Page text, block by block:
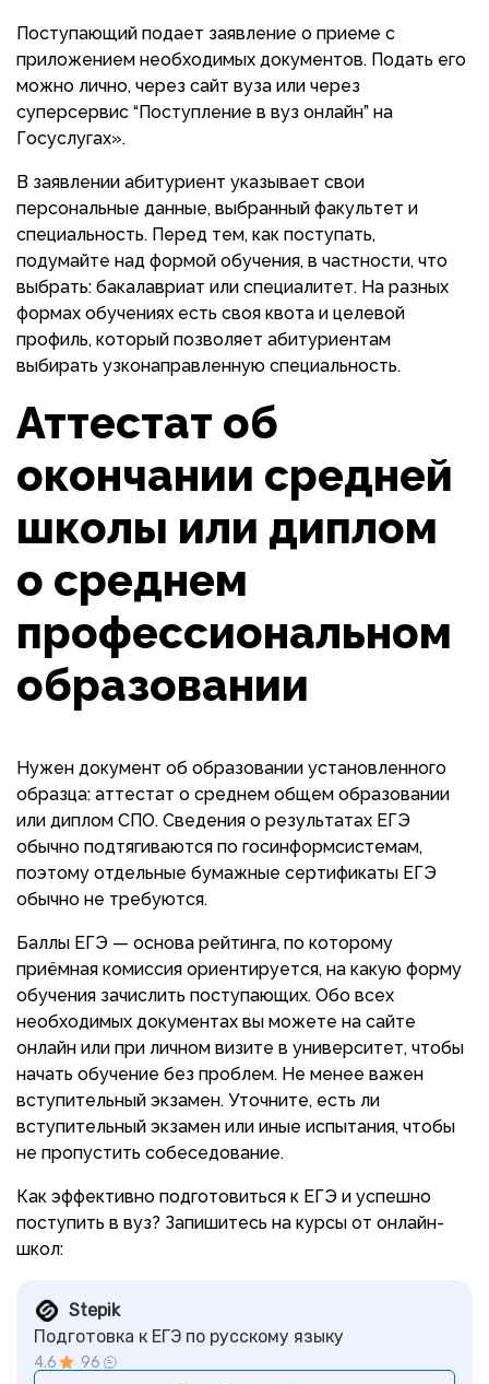
Поступающий подает заявление о приеме с
приложением необходимых документов. Подать его
можно лично, через сайт вуза или через
суперсервис “Поступление в вуз онлайн” на
Госуслугах».
В заявлении абитуриент указывает свои
персональные данные, выбранный факультет и
специальность. Перед тем, как поступать,
подумайте над формой обучения, в частности, что
выбрать: бакалавриат или специалитет. На разных
формах обучениях есть своя квота и целевой
профиль, который позволяет абитуриентам
выбирать узконаправленную специальность.
Аттестат об
окончании средней
школы или диплом
о среднем
профессиональном
образовании
Нужен документ об образовании установленного
образца: аттестат о среднем общем образовании
или диплом СПО. Сведения о результатах ЕГЭ
обычно подтягиваются по госинформсистемам,
поэтому отдельные бумажные сертификаты ЕГЭ
обычно не требуются.
Баллы ЕГЭ — основа рейтинга, по которому
приёмная комиссия ориентируется, на какую форму
обучения зачислить поступающих. Обо всех
необходимых документах вы можете на сайте
онлайн или при личном визите в университет, чтобы
начать обучение без проблем. Не менее важен
вступительный экзамен. Уточните, есть ли
вступительный экзамен или иные испытания, чтобы
не пропустить собеседование.
Как эффективно подготовиться к ЕГЭ и успешно
поступить в вуз? Запишитесь на курсы от онлайн-
школ:
Stepik
Подготовка к ЕГЭ по русскому языку
4.6 96